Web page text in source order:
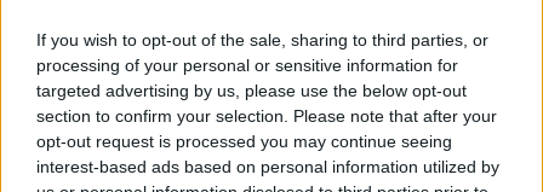
If you wish to opt-out of the sale, sharing to third parties, or
processing of your personal or sensitive information for
targeted advertising by us, please use the below opt-out
section to confirm your selection. Please note that after your
opt-out request is processed you may continue seeing
interest-based ads based on personal information utilized by
8 Ago 2026
Il Latte Dolce prende Dumani dalla Torres,
Mascia, Sorgente, Lopes, Limberti e Cherchi
gli altri acquisti